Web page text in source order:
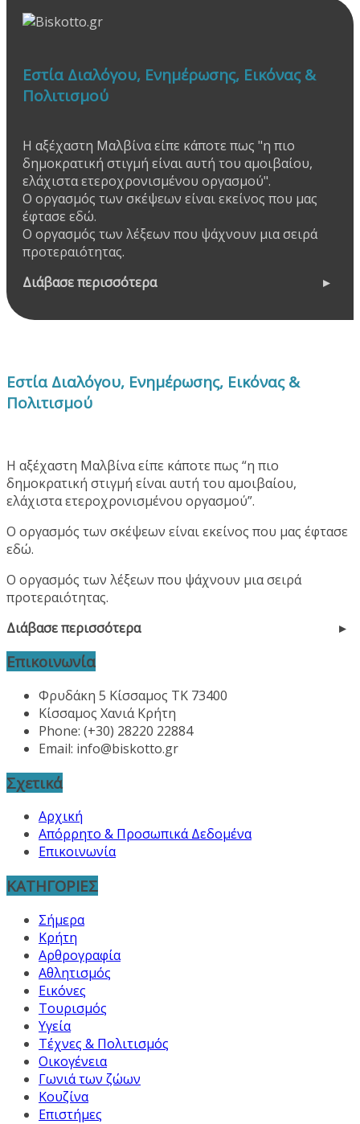
Εστία Διαλόγου, Ενημέρωσης, Εικόνας &
Πολιτισμού
Η αξέχαστη Μαλβίνα είπε κάποτε πως "η πιο
δημοκρατική στιγμή είναι αυτή του αμοιβαίου,
ελάχιστα ετεροχρονισμένου οργασμού".
Ο οργασμός των σκέψεων είναι εκείνος που μας
έφτασε εδώ.
Ο οργασμός των λέξεων που ψάχνουν μια σειρά
προτεραιότητας.
Διάβασε περισσότερα
Εστία Διαλόγου, Ενημέρωσης, Εικόνας &
Πολιτισμού
Η αξέχαστη Μαλβίνα είπε κάποτε πως “η πιο
δημοκρατική στιγμή είναι αυτή του αμοιβαίου,
ελάχιστα ετεροχρονισμένου οργασμού”.
Ο οργασμός των σκέψεων είναι εκείνος που μας έφτασε
εδώ.
Ο οργασμός των λέξεων που ψάχνουν μια σειρά
προτεραιότητας.
Διάβασε περισσότερα
Επικοινωνία
Φρυδάκη 5 Κίσσαμος ΤΚ 73400
Κίσσαμος Χανιά Κρήτη
Phone: (+30) 28220 22884
Email: info@biskotto.gr
Σχετικά
Αρχική
Απόρρητο & Προσωπικά Δεδομένα
Επικοινωνία
ΚΑΤΗΓΟΡΙΕΣ
Σήμερα
Κρήτη
Αρθρογραφία
Αθλητισμός
Εικόνες
Τουρισμός
Υγεία
Τέχνες & Πολιτισμός
Οικογένεια
Γωνιά των ζώων
Κουζίνα
Επιστήμες